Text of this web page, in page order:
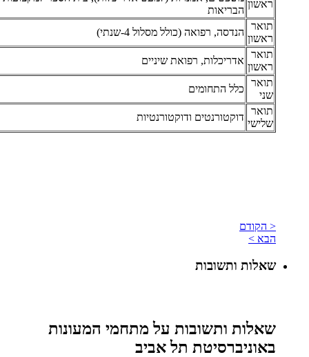
ראשון
הבריאות
תואר
ראשון
הנדסה, רפואה (כולל מסלול 4-שנתי)
תואר
ראשון
אדריכלות, רפואת שיניים
תואר
שני
כלל התחומים
תואר
שלישי
דוקטורנטים ודוקטורנטיות
< הקודם
הבא >
שאלות ותשובות
שאלות ותשובות על מתחמי המעונות
באוניברסיטת תל אביב